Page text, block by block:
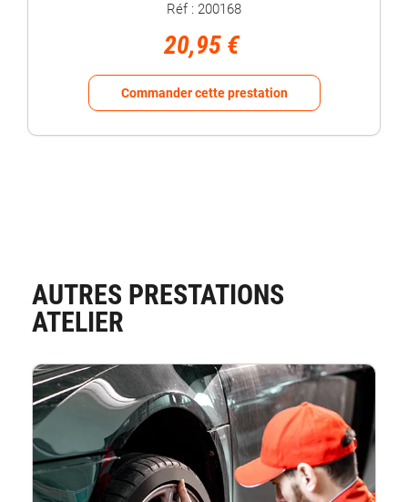
Réf : 200168
20,95 €
Commander cette prestation
AUTRES PRESTATIONS
ATELIER